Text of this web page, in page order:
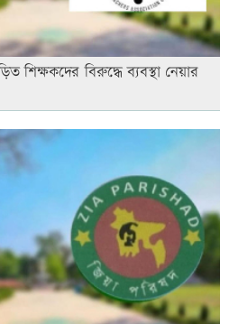
শিক্ষকদের বিরুদ্ধে ব্যবস্থা নেয়ার